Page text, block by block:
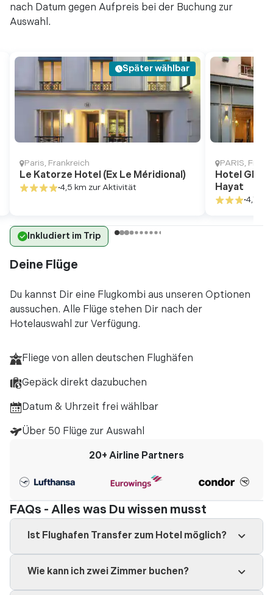
nach Datum gegen Aufpreis bei der Buchung zur
Auswahl.
Später wählbar
Paris, Frankreich
Le Katorze Hotel (Ex Le Méridional)
4,5 km zur Aktivität
PARIS,
Hotel
Hayat
4,7 km
Inkludiert im Trip
Deine Flüge
Du kannst Dir eine Flugkombi aus unseren Optionen
aussuchen. Alle Flüge stehen Dir nach der
Hotelauswahl zur Verfügung.
Fliege von allen deutschen Flughäfen
Gepäck direkt dazubuchen
Datum & Uhrzeit frei wählbar
Über 50 Flüge zur Auswahl
20+ Airline Partners
FAQs - Alles was Du wissen musst
Ist Flughafen Transfer zum Hotel möglich?
Wie kann ich zwei Zimmer buchen?